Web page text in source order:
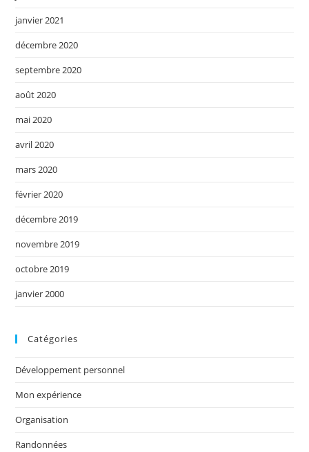
janvier 2021
décembre 2020
septembre 2020
août 2020
mai 2020
avril 2020
mars 2020
février 2020
décembre 2019
novembre 2019
octobre 2019
janvier 2000
Catégories
Développement personnel
Mon expérience
Organisation
Randonnées